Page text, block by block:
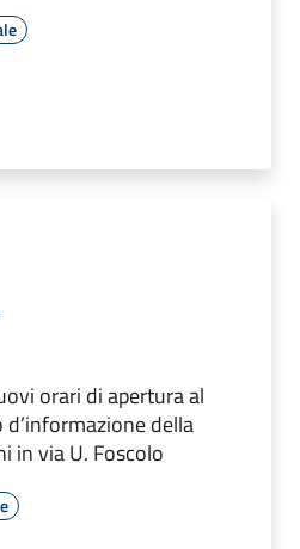
orari di apertura al
della
in via U. Foscolo